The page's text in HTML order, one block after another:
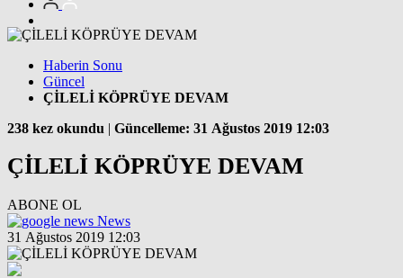
Haberin Sonu
Güncel
ÇİLELİ KÖPRÜYE DEVAM
238 kez okundu | Güncelleme: 31 Ağustos 2019 12:03
ÇİLELİ KÖPRÜYE DEVAM
ABONE OL
News
31 Ağustos 2019 12:03